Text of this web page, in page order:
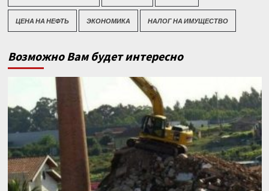
ЦЕНА НА НЕФТЬ ЭКОНОМИКА НАЛОГ НА ИМУЩЕСТВО
Возможно Вам будет интересно